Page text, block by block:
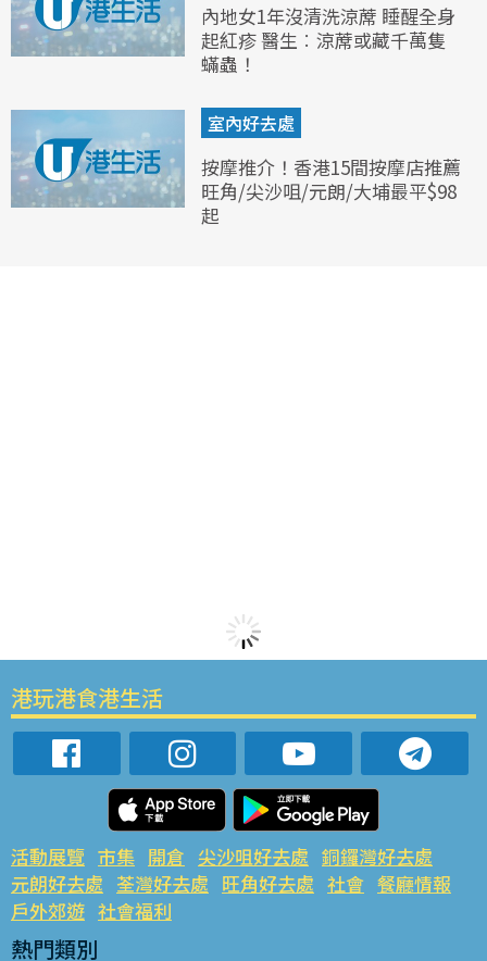
內地女1年沒清洗涼蓆 睡醒全身
起紅疹 醫生︰涼蓆或藏千萬隻
蟎蟲！
室內好去處
按摩推介！香港15間按摩店推薦
旺角/尖沙咀/元朗/大埔最平$98
起
港玩港食港生活
活動展覽 市集 開倉 尖沙咀好去處 銅鑼灣好去處
元朗好去處 荃灣好去處 旺角好去處 社會 餐廳情報
戶外郊遊 社會福利
熱門類別